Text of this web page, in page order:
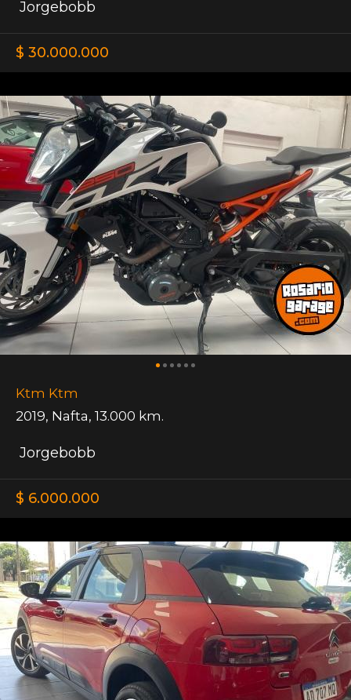
Jorgebobb
$ 30.000.000
Ktm Ktm
2019, Nafta, 13.000 km.
Jorgebobb
$ 6.000.000